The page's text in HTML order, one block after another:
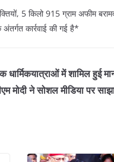
5 किलो 915 ग्राम अफीम
कार्रवाई की गई है*
धार्मिकयात्राओं में शामिल हुई
मोदी ने सोशल मीडिया पर